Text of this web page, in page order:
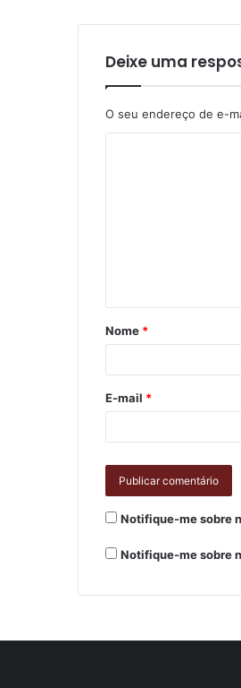
Deixe uma
O seu endereço de e-
Nome *
E-mail *
Notifique-me sobre
Notifique-me sobre